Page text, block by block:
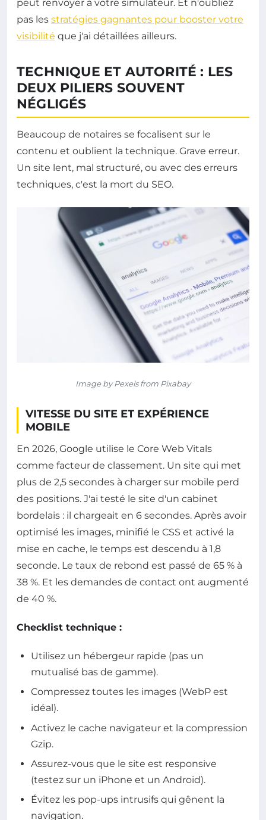
peut renvoyer à votre simulateur. Et n'oubliez
pas les stratégies gagnantes pour booster votre
visibilité que j'ai détaillées ailleurs.
TECHNIQUE ET AUTORITÉ : LES
DEUX PILIERS SOUVENT
NÉGLIGÉS
Beaucoup de notaires se focalisent sur le
contenu et oublient la technique. Grave erreur.
Un site lent, mal structuré, ou avec des erreurs
techniques, c'est la mort du SEO.
Image by Pexels from Pixabay
VITESSE DU SITE ET EXPÉRIENCE
MOBILE
En 2026, Google utilise le Core Web Vitals
comme facteur de classement. Un site qui met
plus de 2,5 secondes à charger sur mobile perd
des positions. J'ai testé le site d'un cabinet
bordelais : il chargeait en 6 secondes. Après avoir
optimisé les images, minifié le CSS et activé la
mise en cache, le temps est descendu à 1,8
seconde. Le taux de rebond est passé de 65 % à
38 %. Et les demandes de contact ont augmenté
de 40 %.
Checklist technique :
Utilisez un hébergeur rapide (pas un
mutualisé bas de gamme).
Compressez toutes les images (WebP est
idéal).
Activez le cache navigateur et la compression
Gzip.
Assurez-vous que le site est responsive
(testez sur un iPhone et un Android).
Évitez les pop-ups intrusifs qui gênent la
navigation.